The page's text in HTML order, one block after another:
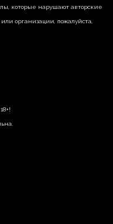
которые нарушают авторские
организации, пожалуйста,